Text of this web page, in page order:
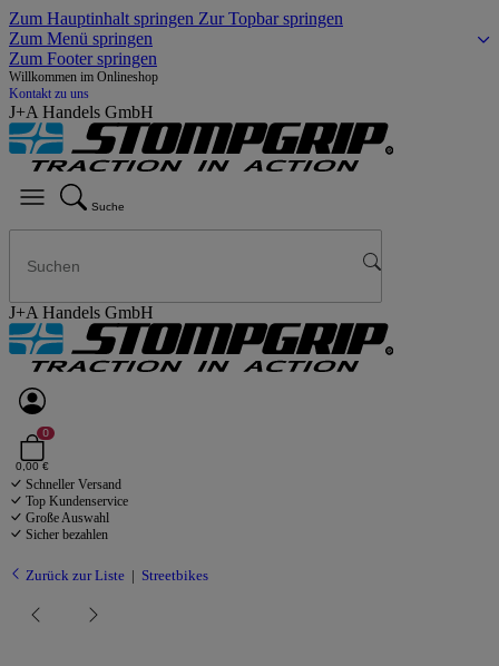
Zum Hauptinhalt springen Zur Topbar springen
Zum Menü springen
Zum Footer springen
Willkommen im Onlineshop
Kontakt zu uns
J+A Handels GmbH
Suche
J+A Handels GmbH
0
0,00 €
Schneller Versand
Top Kundenservice
Große Auswahl
Sicher bezahlen
Zurück zur Liste Streetbikes